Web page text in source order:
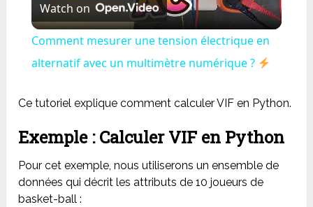
Video
Watch on
Comment mesurer une tension électrique en
alternatif avec un multimètre numérique ?
Ce tutoriel explique comment calculer VIF en Python.
Exemple : Calculer VIF en Python
Pour cet exemple, nous utiliserons un ensemble de
données qui décrit les attributs de 10 joueurs de
basket-ball :